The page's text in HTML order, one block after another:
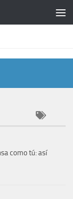
como tú: así